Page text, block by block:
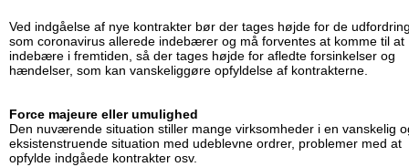
Ved indgåelse af nye kontrakter bør der tages højde for de
som coronavirus allerede indebærer og må forventes at komme til at
indebære i fremtiden, så der tages højde for afledte forsinkelser og
hændelser, som kan vanskeliggøre opfyldelse af kontrakterne.
Force majeure eller umulighed
Den nuværende situation stiller mange virksomheder i en vanskelig
eksistenstruende situation med udeblevne ordrer, problemer med at
opfylde indgåede kontrakter osv.